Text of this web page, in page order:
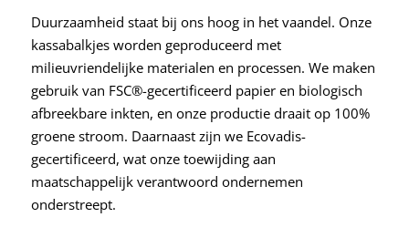
Duurzaamheid staat bij ons hoog in het vaandel. Onze
kassabalkjes worden geproduceerd met
milieuvriendelijke materialen en processen. We maken
gebruik van FSC®-gecertificeerd papier en biologisch
afbreekbare inkten, en onze productie draait op 100%
groene stroom. Daarnaast zijn we Ecovadis-
gecertificeerd, wat onze toewijding aan
maatschappelijk verantwoord ondernemen
onderstreept.